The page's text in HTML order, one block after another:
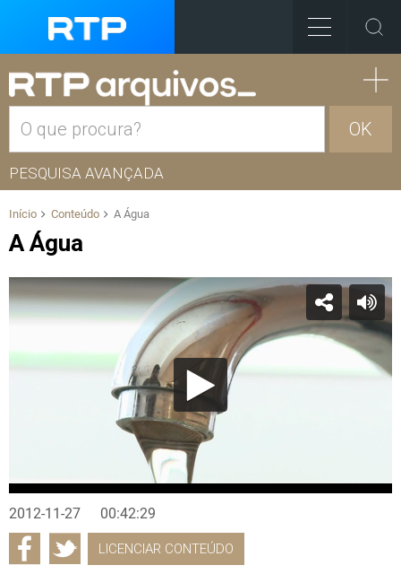
OK
PESQUISA AVANÇADA
Início Conteúdo A Água
A Água
2012-11-27 00:42:29
LICENCIAR CONTEÚDO